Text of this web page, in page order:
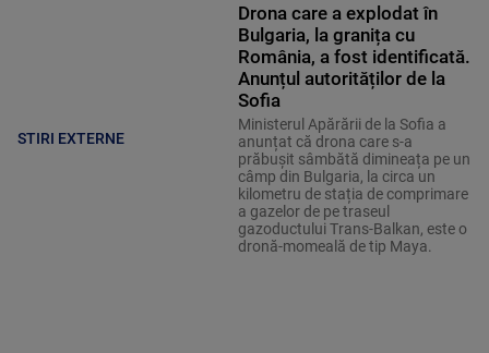
STIRI EXTERNE
Drona care a explodat în
Bulgaria, la granița cu
România, a fost identificată.
Anunțul autorităților de la
Sofia
Ministerul Apărării de la Sofia a
anunțat că drona care s-a
prăbușit sâmbătă dimineața pe un
câmp din Bulgaria, la circa un
kilometru de stația de comprimare
a gazelor de pe traseul
gazoductului Trans-Balkan, este o
dronă-momeală de tip Maya.